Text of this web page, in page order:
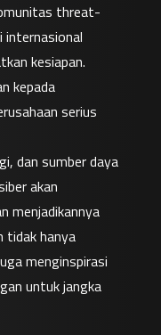
threat-
kesiapan.
kepada
serius
dan sumber daya
akan
menjadikannya
tidak hanya
menginspirasi
untuk jangka